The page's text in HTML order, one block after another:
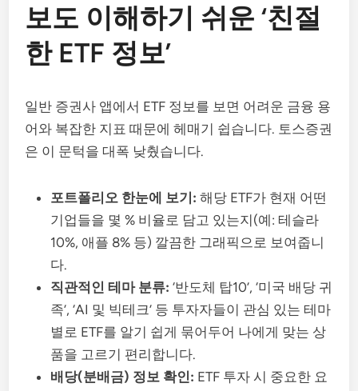
보도 이해하기 쉬운 ‘친절
한 ETF 정보’
일반 증권사 앱에서 ETF 정보를 보면 어려운 금융 용
어와 복잡한 지표 때문에 헤매기 쉽습니다. 토스증권
은 이 문턱을 대폭 낮췄습니다.
포트폴리오 한눈에 보기: 해당 ETF가 현재 어떤
기업들을 몇 % 비율로 담고 있는지(예: 테슬라
10%, 애플 8% 등) 깔끔한 그래픽으로 보여줍니
다.
직관적인 테마 분류: ‘반도체 탑10’, ‘미국 배당 귀
족’, ‘AI 및 빅테크’ 등 투자자들이 관심 있는 테마
별로 ETF를 알기 쉽게 묶어두어 나에게 맞는 상
품을 고르기 편리합니다.
배당(분배금) 정보 확인: ETF 투자 시 중요한 요